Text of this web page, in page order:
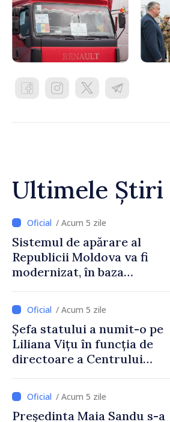
Ultimele Știri
/ Acum 5 zile
Sistemul de apărare al
Republicii Moldova va fi
modernizat, în baza
implementare a Strategiei
Naționale de Apărare
/ Acum 5 zile
Șefa statului a numit-o pe
Liliana Vițu în funcția de
directoare a Centrului
Strategică și Contracarare a
Dezinformării
/ Acum 5 zile
Președinta Maia Sandu s-a